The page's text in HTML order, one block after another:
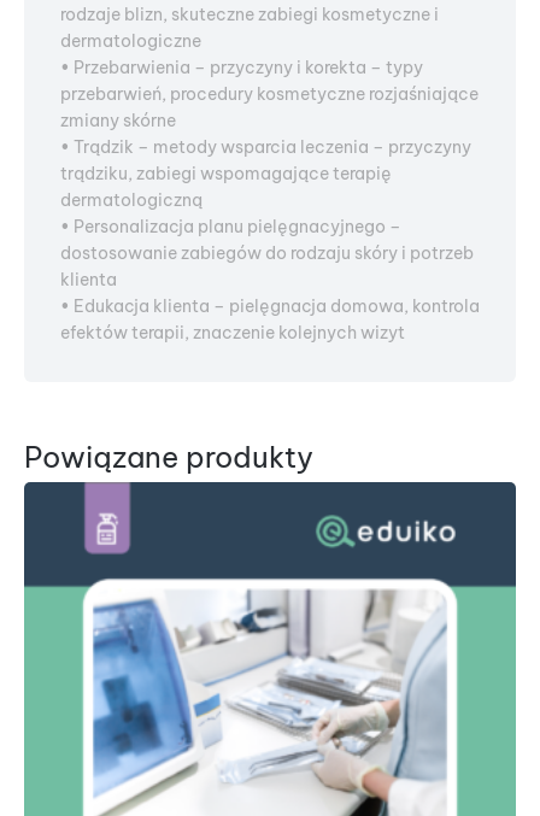
rodzaje blizn, skuteczne zabiegi kosmetyczne i
dermatologiczne
• Przebarwienia – przyczyny i korekta – typy
przebarwień, procedury kosmetyczne rozjaśniające
zmiany skórne
• Trądzik – metody wsparcia leczenia – przyczyny
trądziku, zabiegi wspomagające terapię
dermatologiczną
• Personalizacja planu pielęgnacyjnego –
dostosowanie zabiegów do rodzaju skóry i potrzeb
klienta
• Edukacja klienta – pielęgnacja domowa, kontrola
efektów terapii, znaczenie kolejnych wizyt
Powiązane produkty